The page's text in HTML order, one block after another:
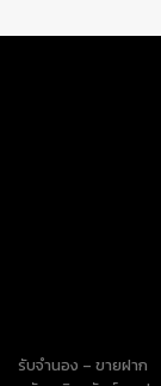
รับจำนอง – ขายฝาก